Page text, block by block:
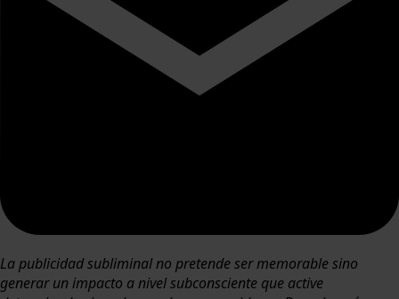
La publicidad subliminal no pretende ser memorable sino
generar un impacto a nivel subconsciente que active